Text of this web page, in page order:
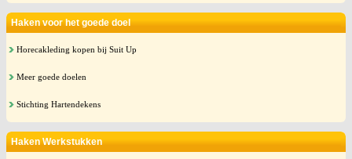
Haken voor het goede doel
Horecakleding kopen bij Suit Up
Meer goede doelen
Stichting Hartendekens
Haken Werkstukken